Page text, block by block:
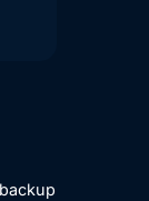
backup